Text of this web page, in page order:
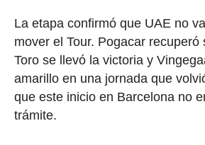
La etapa confirmó que UAE no
mover el Tour. Pogacar recuperó
Toro se llevó la victoria y
amarillo en una jornada que
que este inicio en Barcelona no
trámite.